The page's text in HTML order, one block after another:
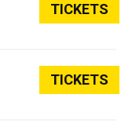
TICKETS
TICKETS